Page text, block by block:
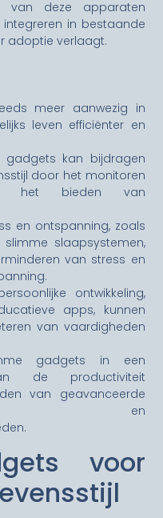
van deze apparaten
in bestaande
adoptie verlaagt.
meer aanwezig in
leven efficiënter en
gadgets kan bijdragen
door het monitoren
het bieden van
en ontspanning, zoals
slaapsystemen,
van stress en
ontwikkeling,
apps, kunnen
van vaardigheden
gadgets in een
de productiviteit
van geavanceerde
en
voor